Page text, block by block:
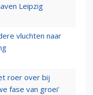
Leipzig
vluchten naar
roer over bij
fase van groei'